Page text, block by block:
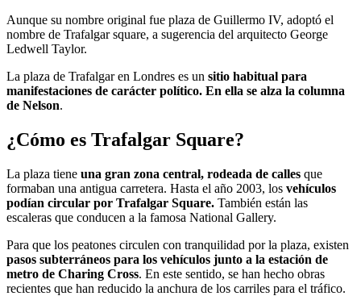
Aunque su nombre original fue plaza de Guillermo IV, adoptó el
nombre de Trafalgar square, a sugerencia del arquitecto George
Ledwell Taylor.
La plaza de Trafalgar en Londres es un sitio habitual para
manifestaciones de carácter político. En ella se alza la columna
de Nelson.
¿Cómo es Trafalgar Square?
La plaza tiene una gran zona central, rodeada de calles que
formaban una antigua carretera. Hasta el año 2003, los vehículos
podían circular por Trafalgar Square. También están las
escaleras que conducen a la famosa National Gallery.
Para que los peatones circulen con tranquilidad por la plaza, existen
pasos subterráneos para los vehículos junto a la estación de
metro de Charing Cross. En este sentido, se han hecho obras
recientes que han reducido la anchura de los carriles para el tráfico.